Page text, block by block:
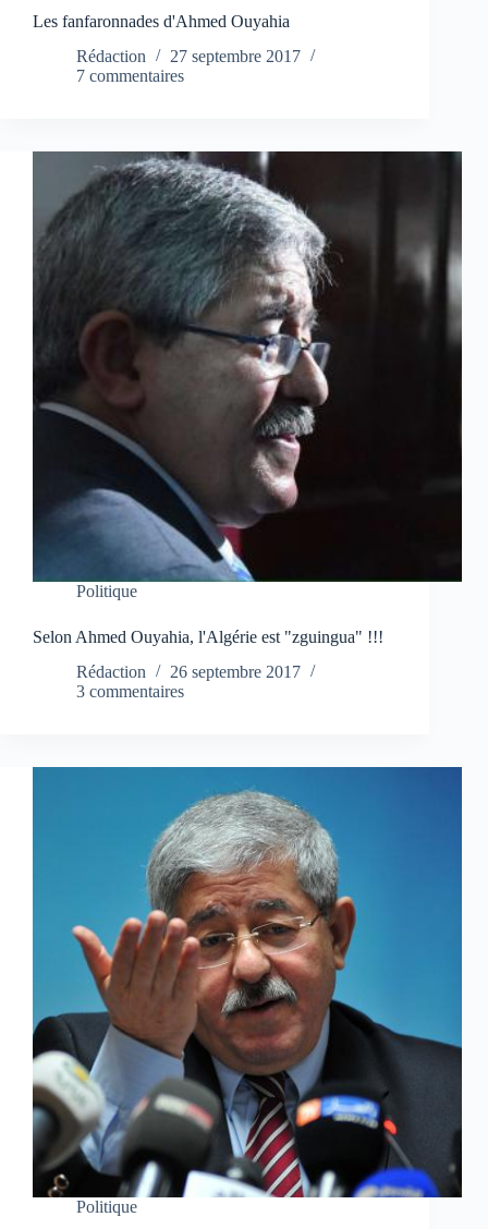
Les fanfaronnades d'Ahmed Ouyahia
Rédaction
27 septembre 2017
7 commentaires
Politique
Selon Ahmed Ouyahia, l'Algérie est "zguingua" !!!
Rédaction
26 septembre 2017
3 commentaires
Politique